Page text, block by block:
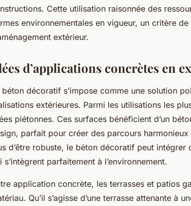
Cette utilisation raisonnée des
environnementales en vigueur, un critère
extérieur.
d’applications concrètes en
béton décoratif s’impose comme une solution
extérieures. Parmi les utilisations les
piétonnes. Ces surfaces bénéficient d’un
parfait pour créer des parcours
d’être robuste, le béton décoratif peut
s’intègrent parfaitement à l’environnement.
application concrète, les terrasses et patios
Qu’il s’agisse d’une terrasse attenante à